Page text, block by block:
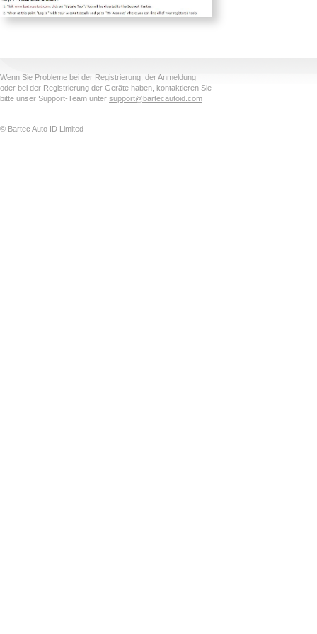
Wenn Sie Probleme bei der Registrierung, der Anmeldung
oder bei der Registrierung der Geräte haben, kontaktieren Sie
bitte unser Support-Team unter support@bartecautoid.com
© Bartec Auto ID Limited